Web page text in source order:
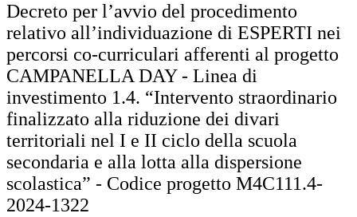
Decreto per l’avvio del procedimento
relativo all’individuazione di ESPERTI nei
percorsi co-curriculari afferenti al progetto
CAMPANELLA DAY - Linea di
investimento 1.4. “Intervento straordinario
finalizzato alla riduzione dei divari
territoriali nel I e II ciclo della scuola
secondaria e alla lotta alla dispersione
scolastica” - Codice progetto M4C111.4-
2024-1322